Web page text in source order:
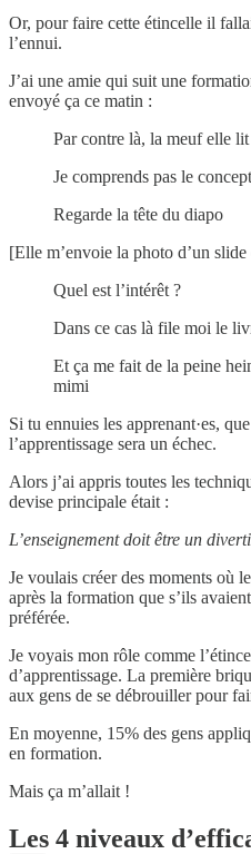
Or, pour faire cette étincelle il
l’ennui.
J’ai une amie qui suit une
envoyé ça ce matin :
Par contre là, la meuf elle
Je comprends pas le concept
Regarde la tête du diapo
[Elle m’envoie la photo d’un
Quel est l’intérêt ?
Dans ce cas là file moi le
Et ça me fait de la peine
mimi
Si tu ennuies les apprenant·es,
l’apprentissage sera un échec.
Alors j’ai appris toutes les
devise principale était :
L’enseignement doit être un
Je voulais créer des moments où
après la formation que s’ils
préférée.
Je voyais mon rôle comme
d’apprentissage. La première
aux gens de se débrouiller pour
En moyenne, 15% des gens
en formation.
Mais ça m’allait !
Les 4 niveaux